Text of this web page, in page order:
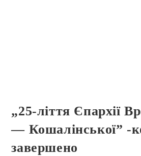
„25-ліття Єпархії
— Кошалінської” -
завершено